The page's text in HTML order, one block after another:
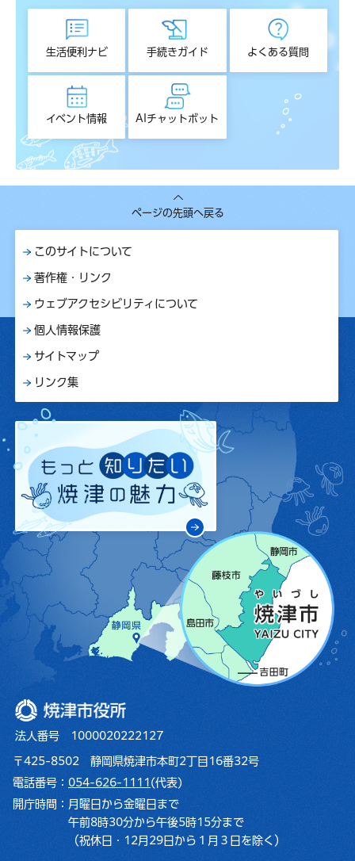
生活便利ナビ 手続きガイド よくある質問
イベント情報 AIチャットボット
ページの先頭へ戻る
このサイトについて
著作権・リンク
ウェブアクセシビリティについて
個人情報保護
サイトマップ
リンク集
焼津市役所
法人番号 1000020222127
〒425-8502 静岡県焼津市本町2丁目16番32号
電話番号： 054-626-1111 (代表)
開庁時間： 月曜日から金曜日まで
午前8時30分から午後5時15分まで
（祝休日・12月29日から１月３日を除く）